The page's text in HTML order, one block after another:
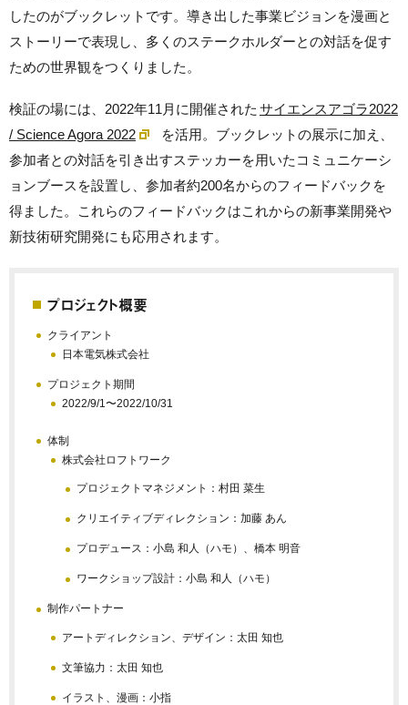
したのがブックレットです。導き出した事業ビジョンを漫画と
ストーリーで表現し、多くのステークホルダーとの対話を促す
ための世界観をつくりました。
検証の場には、2022年11月に開催された サイエンスアゴラ2022
/ Science Agora 2022
を活用。ブックレットの展示に加え、
参加者との対話を引き出すステッカーを用いたコミュニケーシ
ョンブースを設置し、参加者約200名からのフィードバックを
得ました。これらのフィードバックはこれからの新事業開発や
新技術研究開発にも応用されます。
プロジェクト概要
クライアント
日本電気株式会社
プロジェクト期間
2022/9/1〜2022/10/31
体制
株式会社ロフトワーク
プロジェクトマネジメント：村田 菜生
クリエイティブディレクション：加藤 あん
プロデュース：小島 和人（ハモ）、橋本 明音
ワークショップ設計：小島 和人（ハモ）
制作パートナー
アートディレクション、デザイン：太田 知也
文筆協力：太田 知也
イラスト、漫画：小指